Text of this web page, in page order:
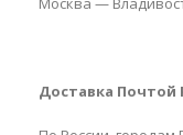
Доставка Почтой